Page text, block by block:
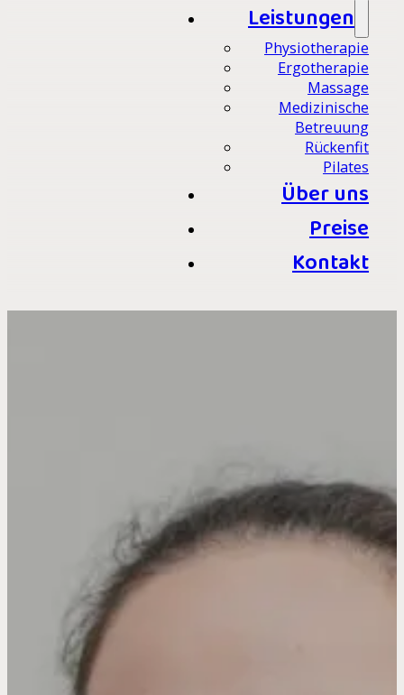
Leistungen
Physiotherapie
Ergotherapie
Massage
Medizinische
Betreuung
Rückenfit
Pilates
Über uns
Preise
Kontakt